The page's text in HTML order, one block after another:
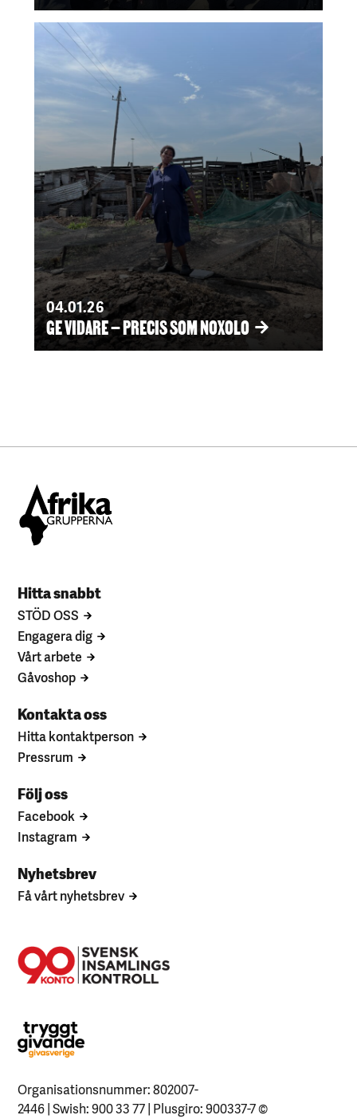
04.01.26
GE VIDARE – PRECIS SOM NOXOLO
Hitta snabbt
STÖD OSS
Engagera dig
Vårt arbete
Gåvoshop
Kontakta oss
Hitta kontaktperson
Pressrum
Följ oss
Facebook
Instagram
Nyhetsbrev
Få vårt nyhetsbrev
Organisationsnummer: 802007-
2446 | Swish: 900 33 77 | Plusgiro: 900337-7©